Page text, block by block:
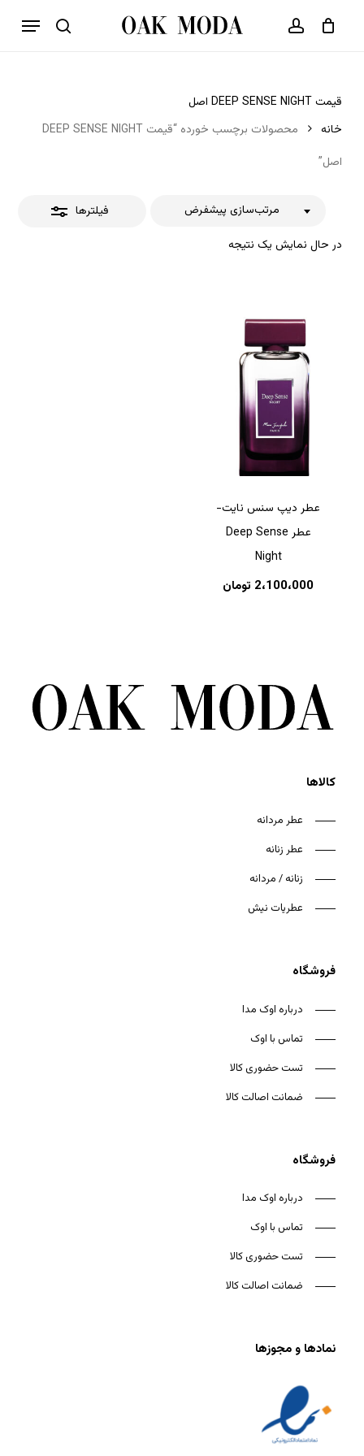
جستجو حساب کاربری
فهرست
سبد خرید بستن
هیچ محصولی در سبد خرید نیست.
قیمت DEEP SENSE NIGHT اصل
خانه
محصولات برچسب خورده “قیمت DEEP SENSE NIGHT
اصل”
فیلترها
در حال نمایش یک نتیجه
مرتب‌سازی پیشفرض
بستن
عطر دیپ سنس نایت-
عطر Deep Sense
Night
2،100،000 تومان
کالاها
عطر مردانه
عطر زنانه
زنانه / مردانه
عطریات نیش
فروشگاه
درباره اوک مدا
تماس با اوک
تست حضوری کالا
ضمانت اصالت کالا
فروشگاه
درباره اوک مدا
تماس با اوک
تست حضوری کالا
ضمانت اصالت کالا
نمادها و مجوزها